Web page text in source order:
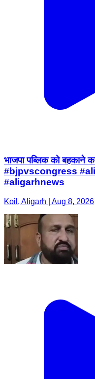
भाजपा पब्लिक को
#bjpvscongress
#aligarhnews
Koil, Aligarh | Aug 8, 2026